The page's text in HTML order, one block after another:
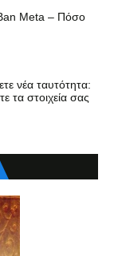
Ban Meta – Πόσο
νέα ταυτότητα:
τα στοιχεία σας